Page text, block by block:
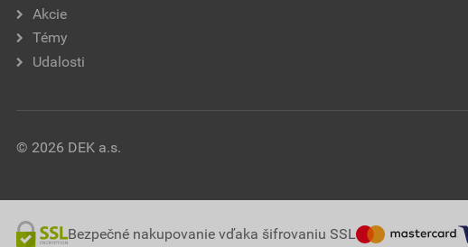
Akcie
Témy
Udalosti
© 2026 DEK a.s.
Bezpečné nakupovanie vďaka šifrovaniu SSL